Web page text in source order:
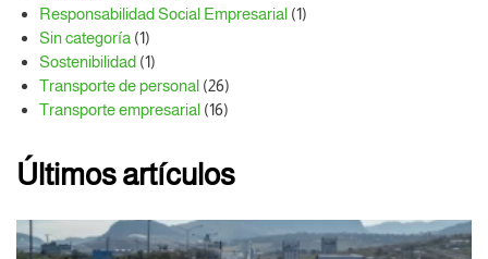
Responsabilidad Social Empresarial(1)
Sin categoría(1)
Sostenibilidad(1)
Transporte de personal(26)
Transporte empresarial(16)
Últimos artículos